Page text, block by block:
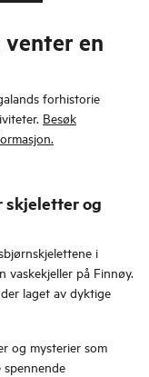
venter en
forhistorie
Besøk
skjeletter og
i
på Finnøy.
laget av dyktige
og mysterier som